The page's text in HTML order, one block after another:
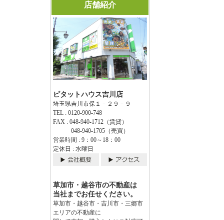
店舗紹介
ピタットハウス吉川店
埼玉県吉川市保１－２９－９
TEL : 0120-900-748
FAX : 048-940-1712（賃貸）
048-940-1705（売買）
営業時間 : 9：00～18：00
定休日 : 水曜日
草加市・越谷市の不動産は
当社までお任せください。
草加市・越谷市・吉川市・三郷市
エリアの不動産に